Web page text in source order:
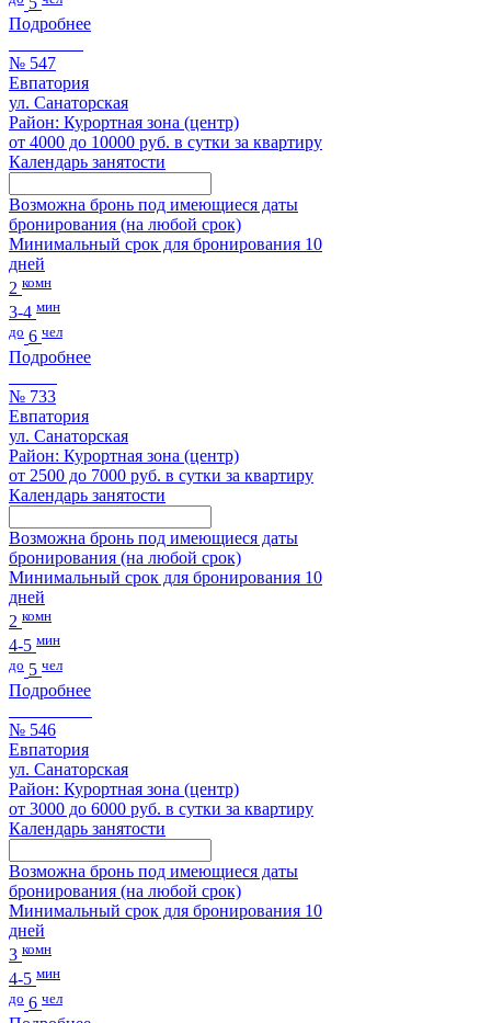
Подробнее
№ 547
Евпатория
ул. Санаторская
Район: Курортная зона (центр)
от 4000 до 10000 руб. в сутки за квартиру
Календарь занятости
Возможна бронь под имеющиеся даты
бронирования (на любой срок)
Минимальный срок для бронирования 10
дней
2 комн
3-4 мин
до 6 чел
Подробнее
№ 733
Евпатория
ул. Санаторская
Район: Курортная зона (центр)
от 2500 до 7000 руб. в сутки за квартиру
Календарь занятости
Возможна бронь под имеющиеся даты
бронирования (на любой срок)
Минимальный срок для бронирования 10
дней
2 комн
4-5 мин
до 5 чел
Подробнее
№ 546
Евпатория
ул. Санаторская
Район: Курортная зона (центр)
от 3000 до 6000 руб. в сутки за квартиру
Календарь занятости
Возможна бронь под имеющиеся даты
бронирования (на любой срок)
Минимальный срок для бронирования 10
дней
3 комн
4-5 мин
до 6 чел